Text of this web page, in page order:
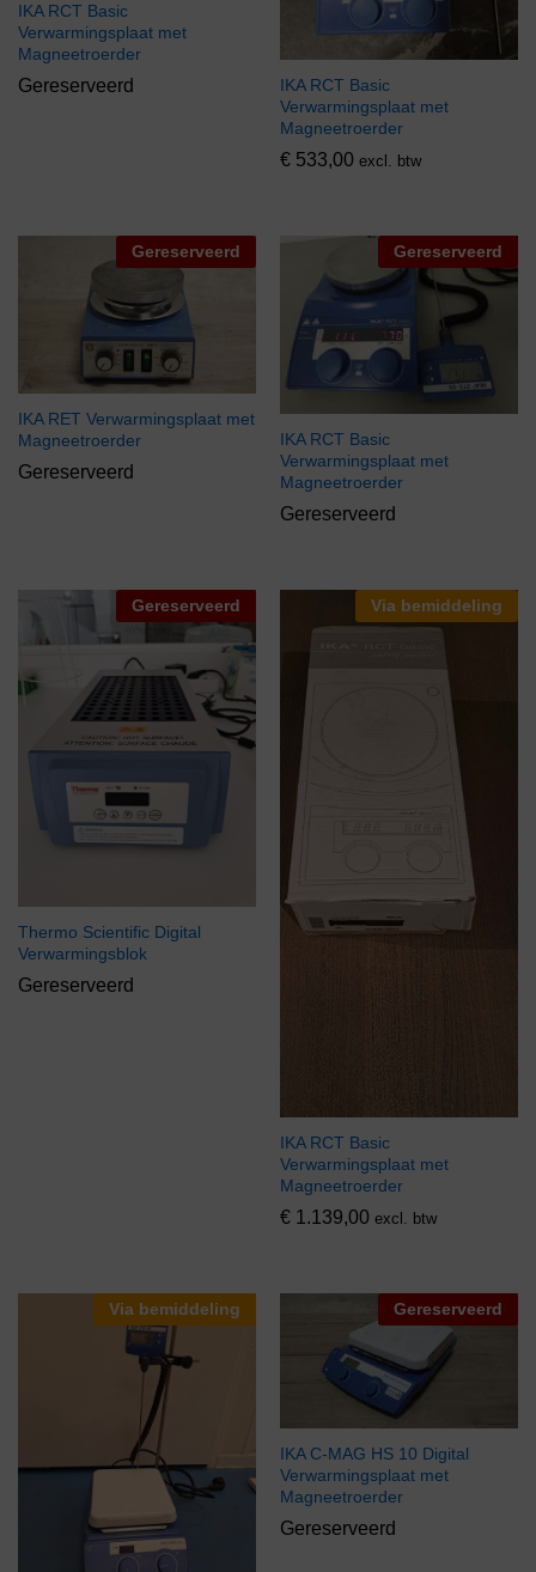
IKA RCT Basic
Verwarmingsplaat met
Magneetroerder
Gereserveerd
IKA RCT Basic
Verwarmingsplaat met
Magneetroerder
€ 533,00 excl. btw
Gereserveerd
IKA RET Verwarmingsplaat met
Magneetroerder
Gereserveerd
Gereserveerd
IKA RCT Basic
Verwarmingsplaat met
Magneetroerder
Gereserveerd
Gereserveerd
Thermo Scientific Digital
Verwarmingsblok
Gereserveerd
Via bemiddeling
IKA RCT Basic
Verwarmingsplaat met
Magneetroerder
€ 1.139,00 excl. btw
Via bemiddeling Gereserveerd
IKA C-MAG HS 10 Digital
Verwarmingsplaat met
Magneetroerder
Gereserveerd